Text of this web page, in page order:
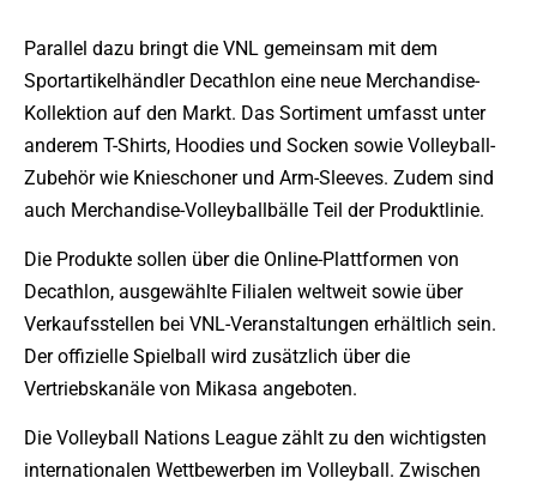
Parallel dazu bringt die VNL gemeinsam mit dem
Sportartikelhändler Decathlon eine neue Merchandise-
Kollektion auf den Markt. Das Sortiment umfasst unter
anderem T-Shirts, Hoodies und Socken sowie Volleyball-
Zubehör wie Knieschoner und Arm-Sleeves. Zudem sind
auch Merchandise-Volleyballbälle Teil der Produktlinie.
Die Produkte sollen über die Online-Plattformen von
Decathlon, ausgewählte Filialen weltweit sowie über
Verkaufsstellen bei VNL-Veranstaltungen erhältlich sein.
Der offizielle Spielball wird zusätzlich über die
Vertriebskanäle von Mikasa angeboten.
Die Volleyball Nations League zählt zu den wichtigsten
internationalen Wettbewerben im Volleyball. Zwischen